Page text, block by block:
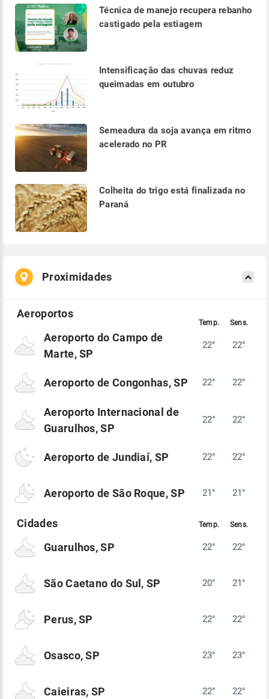
Técnica de manejo recupera rebanho
castigado pela estiagem
Intensificação das chuvas reduz
queimadas em outubro
Semeadura da soja avança em ritmo
acelerado no PR
Colheita do trigo está finalizada no
Paraná
Proximidades
Aeroporto do Campo de
Marte, SP
22° 22°
Aeroporto de Congonhas, SP 22° 22°
Aeroporto Internacional de
Guarulhos, SP
22° 22°
Aeroporto de Jundiaí, SP 22° 22°
Aeroporto de São Roque, SP 21° 21°
Guarulhos, SP 22° 22°
São Caetano do Sul, SP 20° 21°
Perus, SP 22° 22°
Osasco, SP 23° 23°
Caieiras, SP 22° 22°